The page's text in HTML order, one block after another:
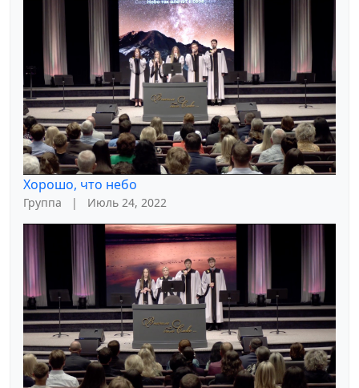
Хорошо, что небо
Группа | Июль 24, 2022